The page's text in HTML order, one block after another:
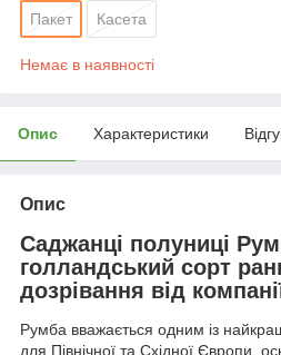
Пакет Касета
Немає в наявності
Опис Характеристики
Опис
Саджанці полуниці
голландський сорт
дозрівання від
Румба вважається одним із
для Північної та Східної Європи,